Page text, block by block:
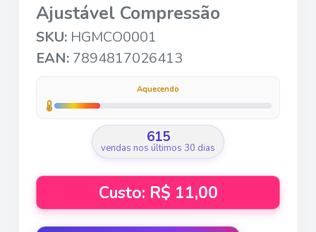
Ajustável Compressão
SKU: HGMCO0001
EAN: 7894817026413
Aquecendo
615
vendas nos últimos 30 dias
Custo: R$ 11,00